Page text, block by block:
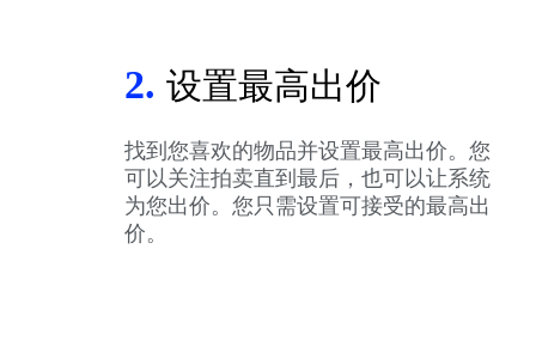
2. 设置最高出价
找到您喜欢的物品并设置最高出价。您
可以关注拍卖直到最后，也可以让系统
为您出价。您只需设置可接受的最高出
价。